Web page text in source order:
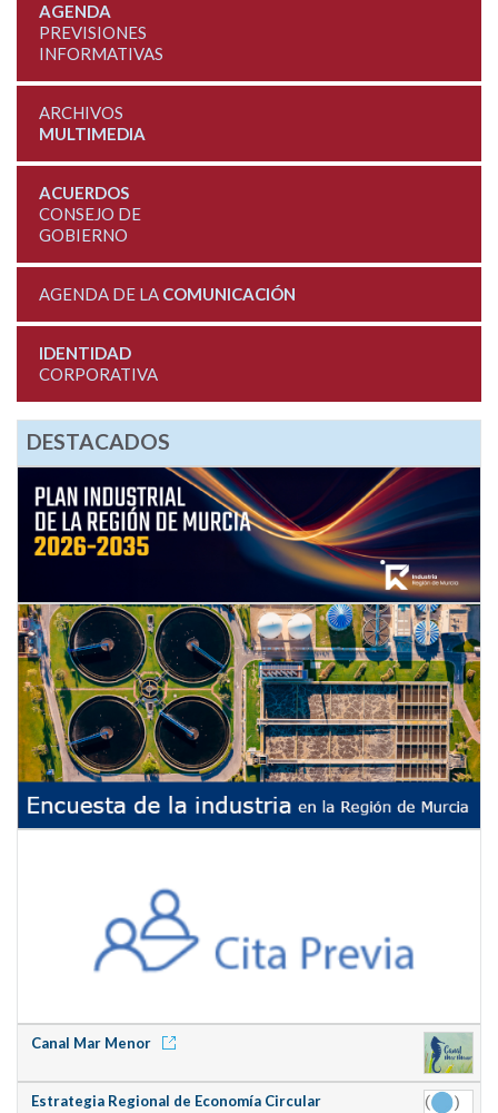
AGENDA
PREVISIONES
INFORMATIVAS
ARCHIVOS
MULTIMEDIA
ACUERDOS
CONSEJO DE
GOBIERNO
AGENDA DE LA COMUNICACIÓN
IDENTIDAD
CORPORATIVA
DESTACADOS
Canal Mar Menor
Estrategia Regional de Economía Circular